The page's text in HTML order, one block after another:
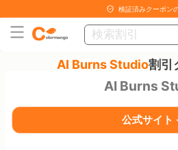
検証済みクーポン
AI Burns Studio割引
AI Burns
公式サイト